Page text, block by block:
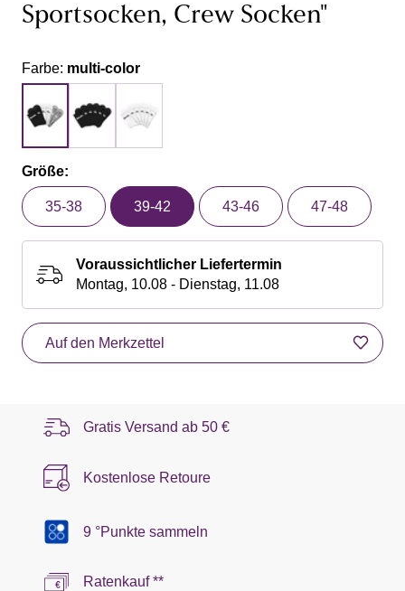
Sportsocken, Crew Socken"
Farbe: multi-color
Größe:
35-38 39-42 43-46 47-48
Voraussichtlicher Liefertermin
Montag, 10.08 - Dienstag, 11.08
Auf den Merkzettel
Gratis Versand ab 50 €
Kostenlose Retoure
9 °Punkte sammeln
Ratenkauf **